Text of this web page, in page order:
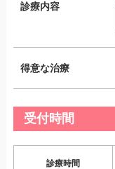
診療内容
得意な治療
受付時間
診療時間